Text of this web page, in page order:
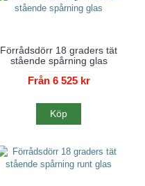
Förrådsdörr 18 graders tät
stående spårning glas
Från 6 525 kr
Köp